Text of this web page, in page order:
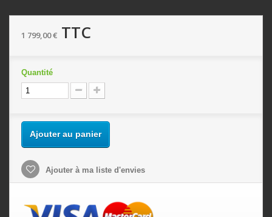
1 799,00 € TTC
Quantité
Ajouter au panier
Ajouter à ma liste d'envies